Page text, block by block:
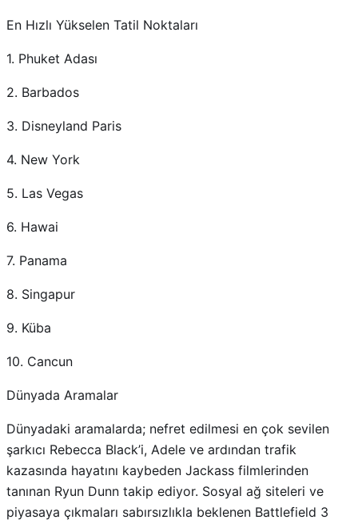
En Hızlı Yükselen Tatil Noktaları
1. Phuket Adası
2. Barbados
3. Disneyland Paris
4. New York
5. Las Vegas
6. Hawai
7. Panama
8. Singapur
9. Küba
10. Cancun
Dünyada Aramalar
Dünyadaki aramalarda; nefret edilmesi en çok sevilen
şarkıcı Rebecca Black’i, Adele ve ardından trafik
kazasında hayatını kaybeden Jackass filmlerinden
tanınan Ryun Dunn takip ediyor. Sosyal ağ siteleri ve
piyasaya çıkmaları sabırsızlıkla beklenen Battlefield 3